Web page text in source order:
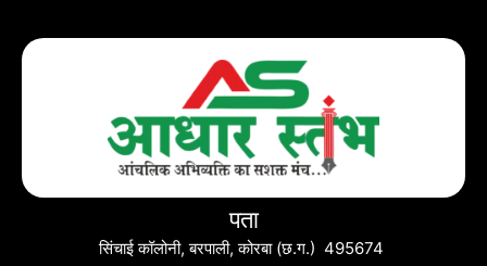
पता
सिंचाई कॉलोनी, बरपाली, कोरबा (छ.ग.) 495674